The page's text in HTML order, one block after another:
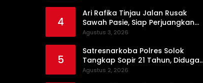
4
Ari Rafika Tinjau Jalan Rusak
Sawah Pasie, Siap Perjuangkan
Perbaikannya di DPRD
Agustus 3, 2026
5
Satresnarkoba Polres Solok
Tangkap Sopir 21 Tahun, Diduga
Kuasai Satu Paket Sabu di Kubung
Agustus 2, 2026